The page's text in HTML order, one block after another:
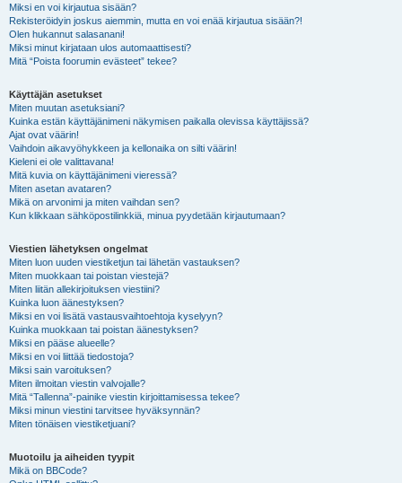
Miksi en voi kirjautua sisään?
Rekisteröidyin joskus aiemmin, mutta en voi enää kirjautua sisään?!
Olen hukannut salasanani!
Miksi minut kirjataan ulos automaattisesti?
Mitä “Poista foorumin evästeet” tekee?
Käyttäjän asetukset
Miten muutan asetuksiani?
Kuinka estän käyttäjänimeni näkymisen paikalla olevissa käyttäjissä?
Ajat ovat väärin!
Vaihdoin aikavyöhykkeen ja kellonaika on silti väärin!
Kieleni ei ole valittavana!
Mitä kuvia on käyttäjänimeni vieressä?
Miten asetan avataren?
Mikä on arvonimi ja miten vaihdan sen?
Kun klikkaan sähköpostilinkkiä, minua pyydetään kirjautumaan?
Viestien lähetyksen ongelmat
Miten luon uuden viestiketjun tai lähetän vastauksen?
Miten muokkaan tai poistan viestejä?
Miten liitän allekirjoituksen viestiini?
Kuinka luon äänestyksen?
Miksi en voi lisätä vastausvaihtoehtoja kyselyyn?
Kuinka muokkaan tai poistan äänestyksen?
Miksi en pääse alueelle?
Miksi en voi liittää tiedostoja?
Miksi sain varoituksen?
Miten ilmoitan viestin valvojalle?
Mitä “Tallenna”-painike viestin kirjoittamisessa tekee?
Miksi minun viestini tarvitsee hyväksynnän?
Miten tönäisen viestiketjuani?
Muotoilu ja aiheiden tyypit
Mikä on BBCode?